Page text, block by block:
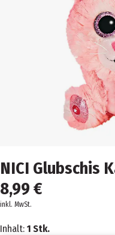
NICI Glubschis
8,99 €
inkl. MwSt.
Inhalt: 1 Stk.